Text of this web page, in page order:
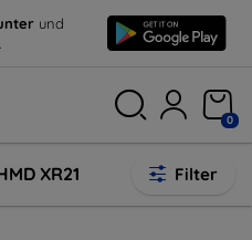
und
0
XR21 Filter